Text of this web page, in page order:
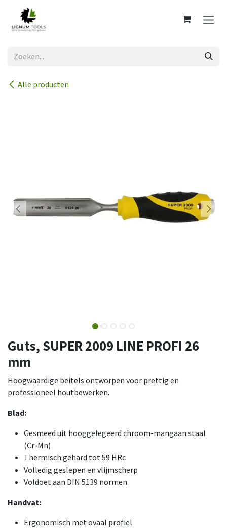
Overslaan naar inhoud
Alle producten
Guts, SUPER 2009 LINE PROFI 26
mm
Hoogwaardige beitels ontworpen voor prettig en
professioneel houtbewerken.
Blad:
Gesmeed uit hooggelegeerd chroom-mangaan staal
(Cr-Mn)
Thermisch gehard tot 59 HRc
Volledig geslepen en vlijmscherp
Voldoet aan DIN 5139 normen
Handvat:
Ergonomisch met ovaal profiel